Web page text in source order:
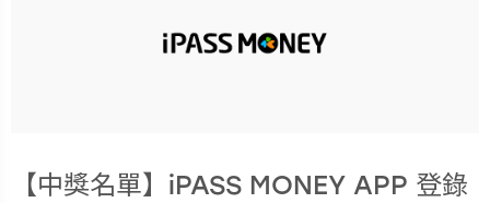
【中獎名單】iPASS MONEY APP 登錄